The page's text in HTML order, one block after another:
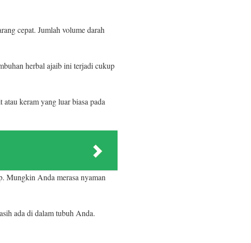
cepat. Jumlah volume darah
herbal ajaib ini terjadi cukup
keram yang luar biasa pada
Mungkin Anda merasa nyaman
ada di dalam tubuh Anda.